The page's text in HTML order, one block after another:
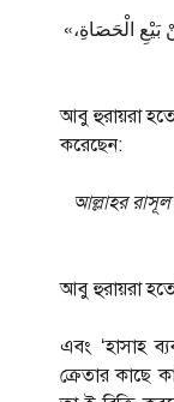
«نَهَى رَسُولُ اللهِ صلى الله عليه وسلم عَنْ بَيْعِ الْحَصَاةِ،
আবু হুরায়রা
করেছেন:
আল্লাহর রাসূল
আবু হুরায়রা
এবং ‘হাসাহ
ক্রেতার কাছে